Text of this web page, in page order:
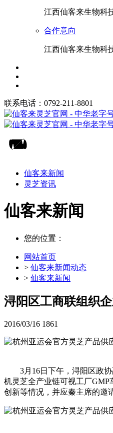
江西仙客来生物科
合作意向
江西仙客来生物科
联系电话：0792-211-8801
仙客来新闻
灵芝资讯
仙客来新闻
您的位置：
网站首页
> 仙客来新闻动态
> 仙客来新闻
浔阳区工商联组织
2016/03/16 1861
3月16日下午，浔阳区政
机灵芝全产业链可视工厂
创新等情况，并应秦主席的邀